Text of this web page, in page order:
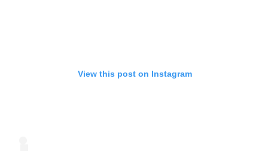
View this post on Instagram